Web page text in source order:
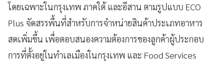
โดยเฉพาะในกรุงเทพ ภาคใต้ และอีสาน ตามรูปแบบ ECO
Plus จัดสรรพื้นที่สำหรับการจำหน่ายสินค้าประเภทอาหาร
สดเพิ่มขึ้น เพื่อตอบสนองความต้องการของลูกค้าผู้ประกอบ
การที่ตั้งอยู่ในทำเลเมืองในกรุงเทพ และ Food Services